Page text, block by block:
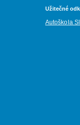
Užitečné
Autoškola